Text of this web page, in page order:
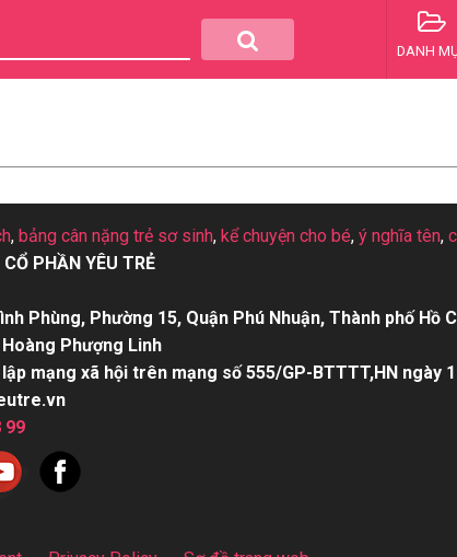
DANH
, bảng cân nặng trẻ sơ sinh, kể chuyện cho bé, ý nghĩa tên,
PHẦN YÊU TRẺ
Phùng, Phường 15, Quận Phú Nhuận, Thành phố Hồ
Phượng Linh
mạng xã hội trên mạng số 555/GP-BTTTT,HN ngày
99